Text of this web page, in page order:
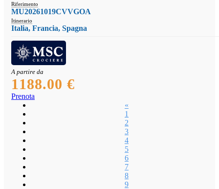
Riferimento
MU20261019CVVGOA
Itinerario
Italia, Francia, Spagna
A partire da
1188.00 €
Prenota
«
1
2
3
4
5
6
7
8
9